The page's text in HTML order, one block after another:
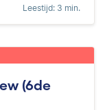
Leestijd: 3 min.
(6de